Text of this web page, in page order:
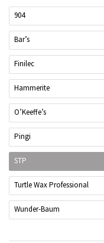
904
Bar’s
Finilec
Hammerite
O’Keeffe’s
Pingi
STP
Turtle Wax Professional
Wunder-Baum